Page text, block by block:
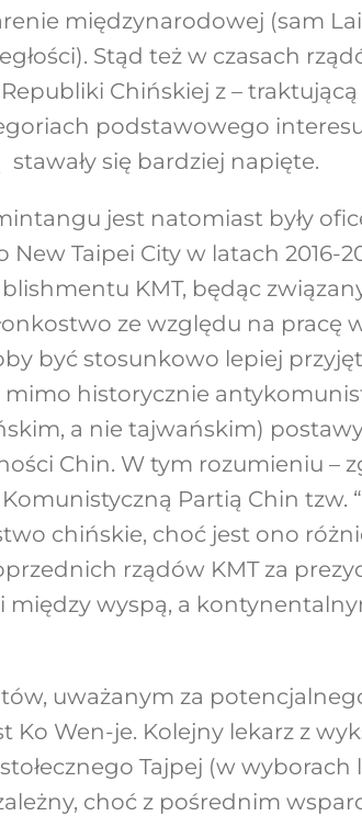
międzynarodowej (sam
Stąd też w czasach
Chińskiej z –
podstawowego
się bardziej napięte.
jest natomiast były
Taipei City w latach 2016-
KMT, będąc
ze względu na pracę
być stosunkowo lepiej
historycznie
a nie tajwańskim)
Chin. W tym rozumieniu –
Partią Chin tzw.
chińskie, choć jest ono
rządów KMT za
między wyspą, a
uważanym za
Ko Wen-je. Kolejny lekarz z
Tajpej (w wyborach
choć z pośrednim